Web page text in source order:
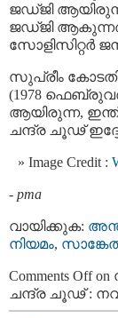
ജഡ്ജി
ജഡ്ജി
സോളിസിറ്റര്‍
സുപ്രീം
(1978
ആയിരുന്ന,
ചന്ദ്ര ചൂഢ്
Image Credit :
- pma
വായിക്കുക:
നിയമം,
Comments Offon
ചന്ദ്ര ചൂഢ് :